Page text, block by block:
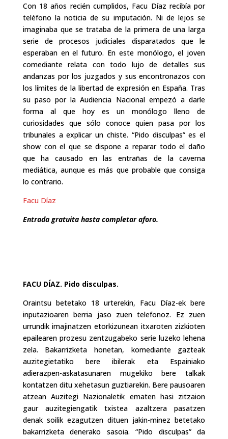
Con 18 años recién cumplidos, Facu Díaz recibía por
teléfono la noticia de su imputación. Ni de lejos se
imaginaba que se trataba de la primera de una larga
serie de procesos judiciales disparatados que le
esperaban en el futuro. En este monólogo, el joven
comediante relata con todo lujo de detalles sus
andanzas por los juzgados y sus encontronazos con
los límites de la libertad de expresión en España. Tras
su paso por la Audiencia Nacional empezó a darle
forma al que hoy es un monólogo lleno de
curiosidades que sólo conoce quien pasa por los
tribunales a explicar un chiste. “Pido disculpas” es el
show con el que se dispone a reparar todo el daño
que ha causado en las entrañas de la caverna
mediática, aunque es más que probable que consiga
lo contrario.
Facu Díaz
Entrada gratuita hasta completar aforo.
FACU DÍAZ. Pido disculpas.
Oraintsu betetako 18 urterekin, Facu Díaz-ek bere
inputazioaren berria jaso zuen telefonoz. Ez zuen
urrundik imajinatzen etorkizunean itxaroten zizkioten
epailearen prozesu zentzugabeko serie luzeko lehena
zela. Bakarrizketa honetan, komediante gazteak
auzitegietatiko bere ibilerak eta Espainiako
adierazpen-askatasunaren mugekiko bere talkak
kontatzen ditu xehetasun guztiarekin. Bere pausoaren
atzean Auzitegi Nazionaletik ematen hasi zitzaion
gaur auzitegiengatik txistea azaltzera pasatzen
denak soilik ezagutzen dituen jakin-minez betetako
bakarrizketa denerako sasoia. “Pido disculpas” da